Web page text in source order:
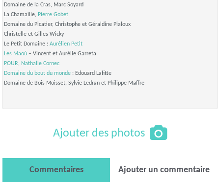
Domaine de la Cras, Marc Soyard
La Chamaille, Pierre Gobet
Domaine du Picatier, Christophe et Géraldine Pialoux
Christelle et Gilles Wicky
Le Petit Domaine : Aurélien Petit
Les Maoù – Vincent et Aurélie Garreta
POUR, Nathalie Cornec
Domaine du bout du monde : Edouard Lafitte
Domaine de Bois Moisset, Sylvie Ledran et Philippe Maffre
Ajouter des photos
Commentaires Ajouter un commentaire